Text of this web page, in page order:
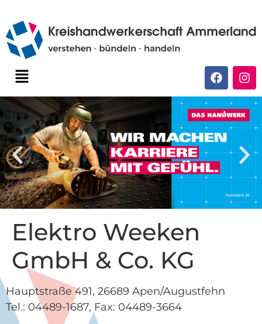
Elektro Weeken
GmbH & Co. KG
Hauptstraße 491, 26689 Apen/Augustfehn
Tel.: 04489-1687, Fax: 04489-3664